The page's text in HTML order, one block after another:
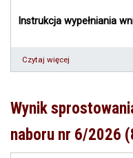
Instrukcja wypełniania
Czytaj więcej
Uaktualniona
wniosku
płatność
Wynik
naboru nr 6/2026